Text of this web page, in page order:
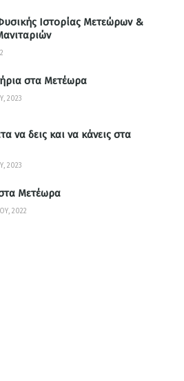
Ιστορίας Μετεώρων &
στα Μετέωρα
2023
να δεις και να κάνεις στα
2023
Μετέωρα
2022